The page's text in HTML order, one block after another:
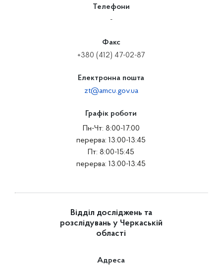
Телефони
-
Факс
+380 (412) 47-02-87
Електронна пошта
zt@amcu.gov.ua
Графік роботи
Пн-Чт: 8:00-17:00
перерва: 13:00-13:45
Пт: 8:00-15:45
перерва: 13:00-13:45
Відділ досліджень та
розслідувань у Черкаській
області
Адреса